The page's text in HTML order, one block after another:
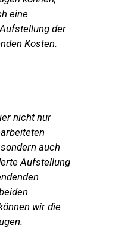
eine
der
Kosten.
nicht nur
auch
Aufstellung
wir die